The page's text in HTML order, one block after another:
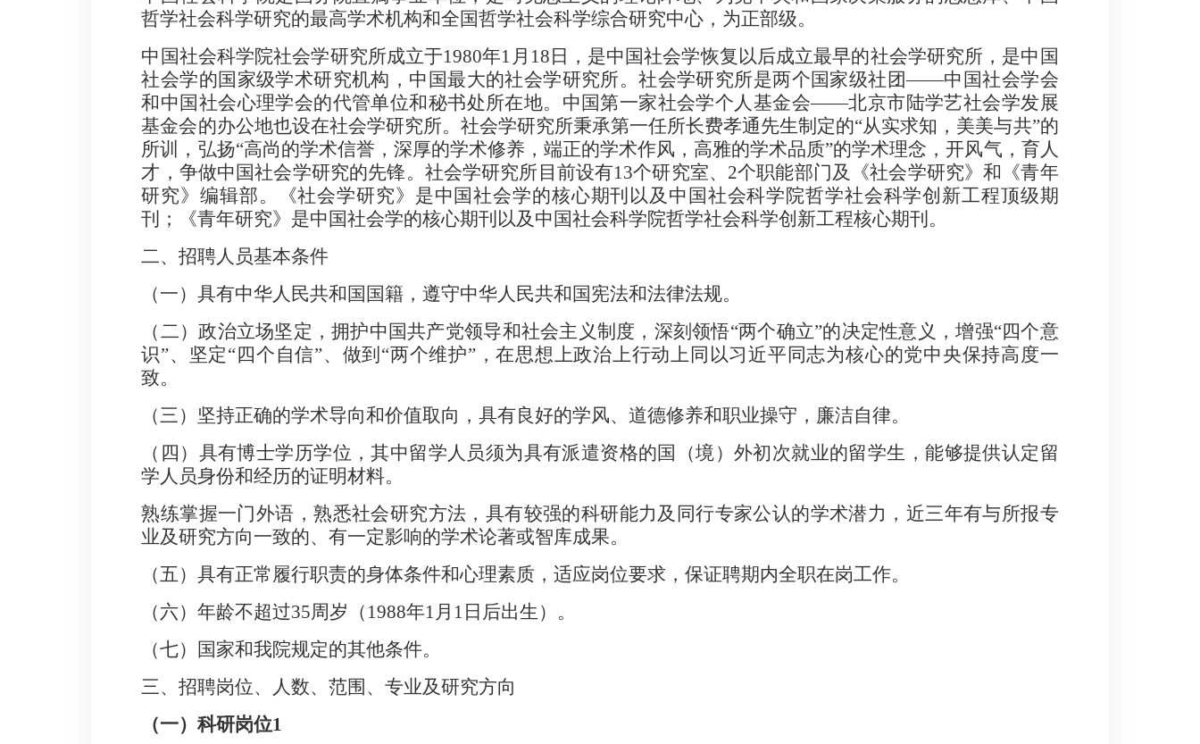
哲学社会科学研究的最高学术机构和全国哲学社会科学综合研究中心，为正部级。
中国社会科学院社会学研究所成立于1980年1 月 18 日，是中国社会学恢复以后成立最早的社会学研究所，是中国
社会学的国家级学术研究机构，中国最大的社会学研究所。社会学研究所是两个国家级社团——中国社会学会
和中国社会心理学会的代管单位和秘书处所在地。中国第一家社会学个人基金会——北京市陆学艺社会学发展
基金会的办公地也设在社会学研究所。社会学研究所秉承第一任所长费孝通先生制定的“从实求知，美美与共”的
所训，弘扬“高尚的学术信誉，深厚的学术修养，端正的学术作风，高雅的学术品质”的学术理念，开风气，育人
才，争做中国社会学研究的先锋。社会学研究所目前设有13个研究室、 2个职能部门及《社会学研究》和《青年
研究》编辑部。《社会学研究》是中国社会学的核心期刊以及中国社会科学院哲学社会科学创新工程顶级期
刊；《青年研究》是中国社会学的核心期刊以及中国社会科学院哲学社会科学创新工程核心期刊。
二、招聘人员基本条件
（一）具有中华人民共和国国籍，遵守中华人民共和国宪法和法律法规。
（二）政治立场坚定，拥护中国共产党领导和社会主义制度，深刻领悟“两个确立”的决定性意义，增强“四个意
识”、坚定“四个自信”、做到 “两个维护”，在思想上政治上行动上同以习近平同志为核心的党中央保持高度一
致。
（三）坚持正确的学术导向和价值取向，具有良好的学风、道德修养和职业操守 ，廉洁自律。
（四）具有博士学历学位，其中留学人员须为具有派遣资格的国（境）外初次就业的留学生，能够提供认定留
学人员身份和经历的证明材料。
熟练掌握一门外语，熟悉社会研究方法，具有较强的科研能力及同行专家公认的学术潜力，近三年有与所报专
业及研究方向一致的、有一定影响的学术论著或智库成果。
（五）具有正常履行职责的身体条件和心理素质，适应岗位要求，保证聘期内全职在岗工作。
（六）年龄不超过35周岁（ 1988年1月 1 日后出生）。
（七）国家和我院规定的其他条件。
三、招聘岗位、人数、范围 、专业及研究方向
（一）科研岗位1